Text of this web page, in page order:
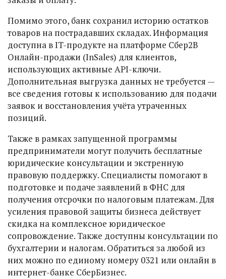
Помимо этого, банк сохранил историю остатков
товаров на пострадавших складах. Информация
доступна в IT-продукте на платформе Сбер2В
Онлайн-продажи (InSales) для клиентов,
использующих активные API-ключи.
Дополнительная выгрузка данных не требуется —
все сведения готовы к использованию для подачи
заявок и восстановления учёта утраченных
позиций.
Также в рамках запущенной программы
предприниматели могут получить бесплатные
юридические консультации и экстренную
правовую поддержку. Специалисты помогают в
подготовке и подаче заявлений в ФНС для
получения отсрочки по налоговым платежам. Для
усиления правовой защиты бизнеса действует
скидка на комплексное юридическое
сопровождение. Также доступны консультации по
бухгалтерии и налогам. Обратиться за любой из
них можно по единому номеру 0321 или онлайн в
интернет-банке СберБизнес.